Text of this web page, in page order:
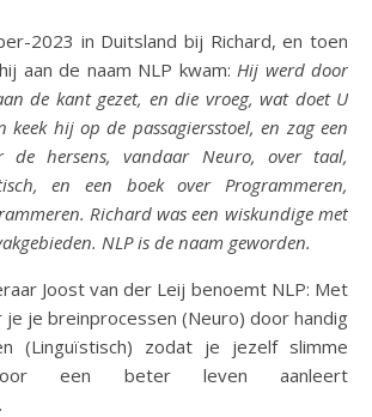
2023 in Duitsland bij Richard, en toen
aan de naam NLP kwam:Hij werd door
de kant gezet, en die vroeg, wat doet U
keek hij op de passagiersstoel, en zag een
de hersens, vandaar Neuro, over taal,
en een boek over Programmeren,
Richard was een wiskundige met
NLP is de naam geworden.
Joost van der Leij benoemt NLP: Met
je je breinprocessen (Neuro) door handig
(Linguïstisch) zodat je jezelf slimme
een beter leven aanleert